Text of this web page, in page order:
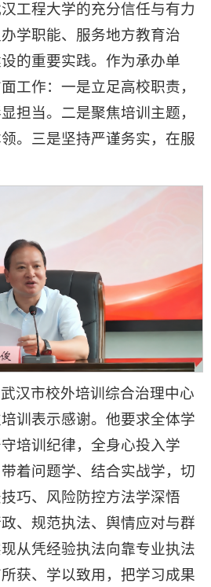
工程大学的充分信任与有力
学职能、服务地方教育治
的重要实践。作为承办单
工作：一是立足高校职责，
担当。二是聚焦培训主题，
。三是坚持严谨务实，在服
汉市校外培训综合治理中心
训表示感谢。他要求全体学
培训纪律，全身心投入学
着问题学、结合实战学，切
巧、风险防控方法学深悟
、规范执法、舆情应对与群
从凭经验执法向靠专业执法
获、学以致用，把学习成果